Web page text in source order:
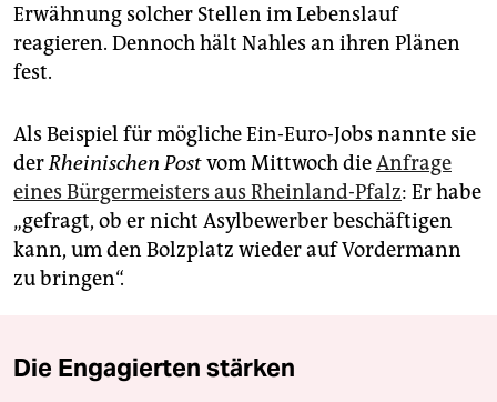
Erwähnung solcher Stellen im Lebenslauf
reagieren. Dennoch hält Nahles an ihren Plänen
fest.
Als Beispiel für mögliche Ein-Euro-Jobs nannte sie
derRheinischen Postvom Mittwoch dieAnfrage
eines Bürgermeisters aus Rheinland-Pfalz: Er habe
„gefragt, ob er nicht Asylbewerber beschäftigen
kann, um den Bolzplatz wieder auf Vordermann
zu bringen“.
Die Engagierten stärken